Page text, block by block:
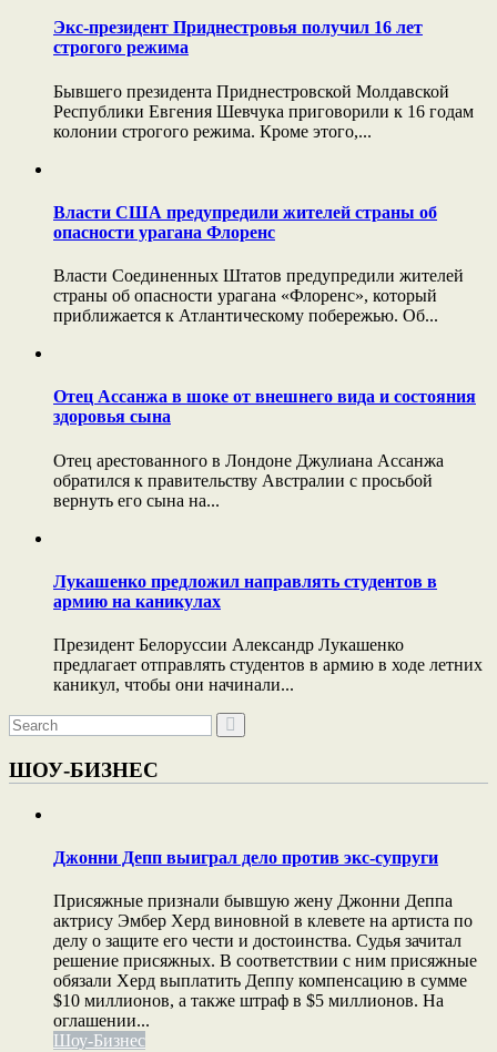
Экс-президент Приднестровья получил 16 лет
строгого режима
Бывшего президента Приднестровской Молдавской
Республики Евгения Шевчука приговорили к 16 годам
колонии строгого режима. Кроме этого,...
Власти США предупредили жителей страны об
опасности урагана Флоренс
Власти Соединенных Штатов предупредили жителей
страны об опасности урагана «Флоренс», который
приближается к Атлантическому побережью. Об...
Отец Ассанжа в шоке от внешнего вида и состояния
здоровья сына
Отец арестованного в Лондоне Джулиана Ассанжа
обратился к правительству Австралии с просьбой
вернуть его сына на...
Лукашенко предложил направлять студентов в
армию на каникулах
Президент Белоруссии Александр Лукашенко
предлагает отправлять студентов в армию в ходе летних
каникул, чтобы они начинали...
ШОУ-БИЗНЕС
Джонни Депп выиграл дело против экс-супруги
Присяжные признали бывшую жену Джонни Деппа
актрису Эмбер Херд виновной в клевете на артиста по
делу о защите его чести и достоинства. Судья зачитал
решение присяжных. В соответствии с ним присяжные
обязали Херд выплатить Деппу компенсацию в сумме
$10 миллионов, а также штраф в $5 миллионов. На
оглашении...
Шоу-Бизнес